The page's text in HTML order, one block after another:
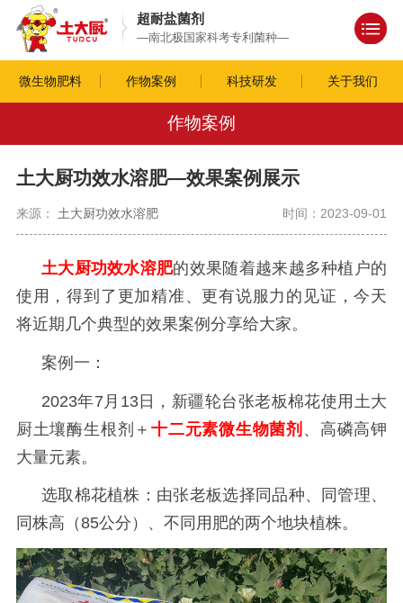
超耐盐菌剂
—南北极国家科考专利菌种—
微生物肥料 作物案例 科技研发 关于我们
作物案例
土大厨功效水溶肥—效果案例展示
来源： 土大厨功效水溶肥 时间：2023-09-01
土大厨功效水溶肥的效果随着越来越多种植户的
使用，得到了更加精准、更有说服力的见证，今天
将近期几个典型的效果案例分享给大家。
案例一：
2023年7月13日，新疆轮台张老板棉花使用土大
厨土壤酶生根剂＋十二元素微生物菌剂 、高磷高钾
大量元素。
选取棉花植株： 由张老板选择同品种、同管理、
同株高（85公分）、不同用肥的两个地块植株。